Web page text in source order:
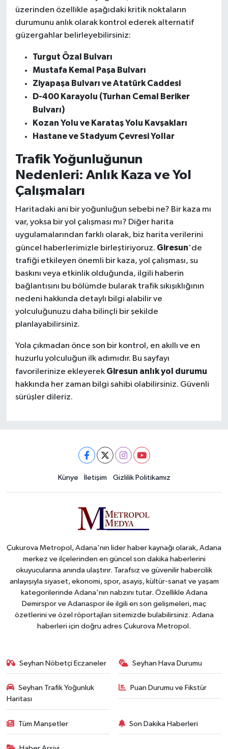
üzerinden özellikle aşağıdaki kritik noktaların
durumunu anlık olarak kontrol ederek alternatif
güzergahlar belirleyebilirsiniz:
Turgut Özal Bulvarı
Mustafa Kemal Paşa Bulvarı
Ziyapaşa Bulvarı ve Atatürk Caddesi
D-400 Karayolu (Turhan Cemal Beriker
Bulvarı)
Kozan Yolu ve Karataş Yolu Kavşakları
Hastane ve Stadyum Çevresi Yollar
Trafik Yoğunluğunun
Nedenleri: Anlık Kaza ve Yol
Çalışmaları
Haritadaki ani bir yoğunluğun sebebi ne? Bir kaza mı
var, yoksa bir yol çalışması mı? Diğer harita
uygulamalarından farklı olarak, biz harita verilerini
güncel haberlerimizle birleştiriyoruz. Giresun'de
trafiği etkileyen önemli bir kaza, yol çalışması, su
baskını veya etkinlik olduğunda, ilgili haberin
bağlantısını bu bölümde bularak trafik sıkışıklığının
nedeni hakkında detaylı bilgi alabilir ve
yolculuğunuzu daha bilinçli bir şekilde
planlayabilirsiniz.
Yola çıkmadan önce son bir kontrol, en akıllı ve en
huzurlu yolculuğun ilk adımıdır. Bu sayfayı
favorilerinize ekleyerek Giresun anlık yol durumu
hakkında her zaman bilgi sahibi olabilirsiniz. Güvenli
sürüşler dileriz.
Künye İletişim Gizlilik Politikamız
Çukurova Metropol, Adana'nın lider haber kaynağı olarak, Adana
merkez ve ilçelerinden en güncel son dakika haberlerini
okuyucularına anında ulaştırır. Tarafsız ve güvenilir habercilik
anlayışıyla siyaset, ekonomi, spor, asayiş, kültür-sanat ve yaşam
kategorilerinde Adana'nın nabzını tutar. Özellikle Adana
Demirspor ve Adanaspor ile ilgili en son gelişmeleri, maç
özetlerini ve özel röportajları sitemizde bulabilirsiniz. Adana
haberleri için doğru adres Çukurova Metropol.
Seyhan Nöbetçi Eczaneler Seyhan Hava Durumu
Seyhan Trafik Yoğunluk
Haritası
Puan Durumu ve Fikstür
Tüm Manşetler Son Dakika Haberleri